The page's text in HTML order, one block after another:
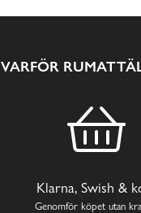
VARFÖR
Klarna, Swish &
Genomför köpet utan